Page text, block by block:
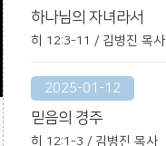
하나님의 자녀라서
히 12:3-11 / 김병진 목사
2025-01-12
믿음의 경주
히 12:1-3 / 김병진 목사